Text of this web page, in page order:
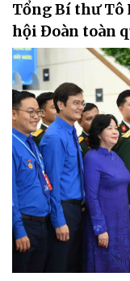
Tổng Bí thư Tô
hội Đoàn toàn